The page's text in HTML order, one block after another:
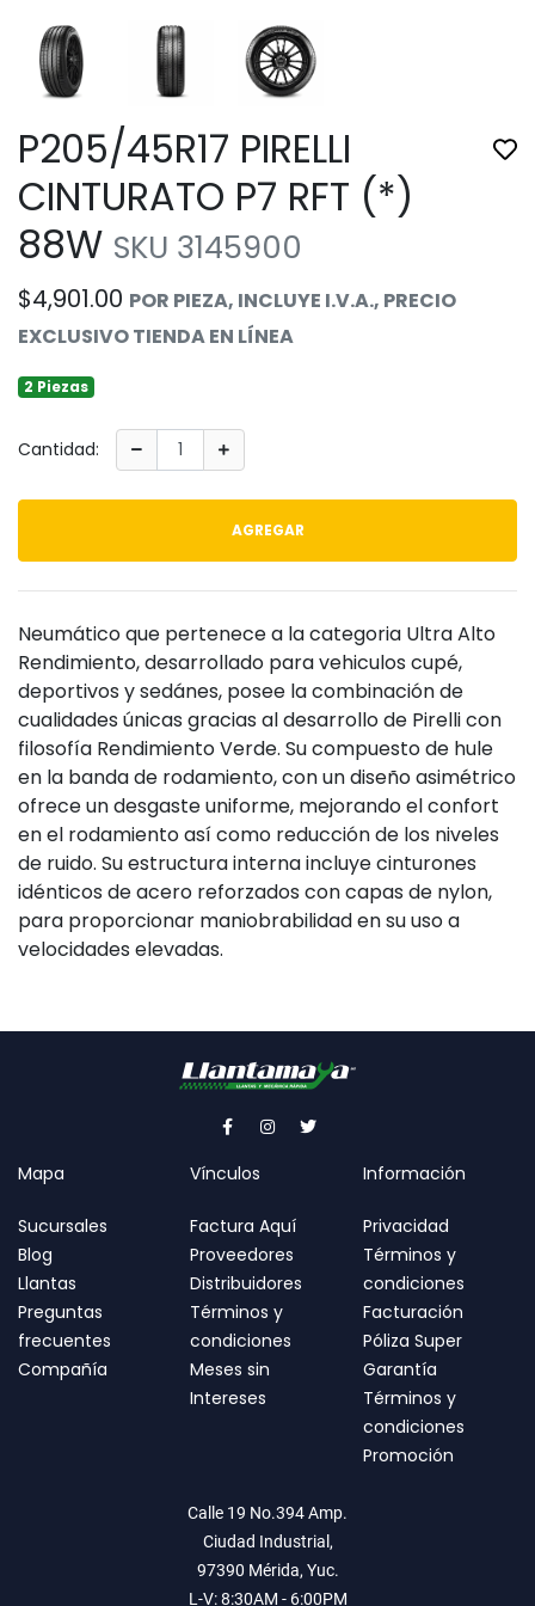
P205/45R17 PIRELLI
CINTURATO P7 RFT (*)
88W SKU 3145900
$4,901.00 POR PIEZA, INCLUYE I.V.A., PRECIO
EXCLUSIVO TIENDA EN LÍNEA
2 Piezas
Cantidad:
AGREGAR
Neumático que pertenece a la categoria Ultra Alto
Rendimiento, desarrollado para vehiculos cupé,
deportivos y sedánes, posee la combinación de
cualidades únicas gracias al desarrollo de Pirelli con
filosofía Rendimiento Verde. Su compuesto de hule
en la banda de rodamiento, con un diseño asimétrico
ofrece un desgaste uniforme, mejorando el confort
en el rodamiento así como reducción de los niveles
de ruido. Su estructura interna incluye cinturones
idénticos de acero reforzados con capas de nylon,
para proporcionar maniobrabilidad en su uso a
velocidades elevadas.
Mapa
Sucursales
Blog
Llantas
Preguntas
frecuentes
Compañía
Vínculos
Factura Aquí
Proveedores
Distribuidores
Términos y
condiciones
Meses sin
Intereses
Información
Privacidad
Términos y
condiciones
Facturación
Póliza Super
Garantía
Términos y
condiciones
Promoción
Calle 19 No.394 Amp.
Ciudad Industrial,
97390 Mérida, Yuc.
L-V: 8:30AM - 6:00PM